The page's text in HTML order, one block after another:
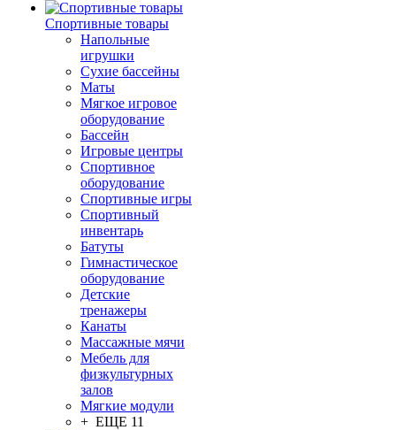
Спортивные товары
Напольные
игрушки
Сухие бассейны
Маты
Мягкое игровое
оборудование
Бассейн
Игровые центры
Спортивное
оборудование
Спортивные игры
Спортивный
инвентарь
Батуты
Гимнастическое
оборудование
Детские
тренажеры
Канаты
Массажные мячи
Мебель для
физкультурных
залов
Мягкие модули
+ ЕЩЕ 11